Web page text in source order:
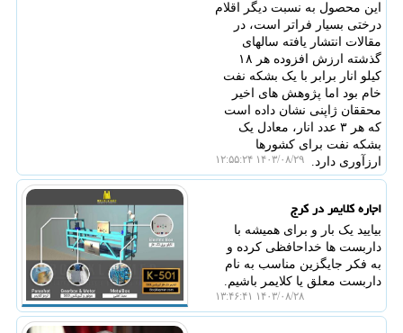
این محصول به نسبت دیگر اقلام
درختی بسیار فراتر است، در
مقالات انتشار یافته سالهای
گذشته ارزش افزوده هر ۱۸
کیلو انار برابر با یک بشکه نفت
خام بود اما پژوهش های اخیر
محققان ژاپنی نشان داده است
که هر ۳ عدد انار، معادل یک
بشکه نفت برای کشورها
ارزآوری دارد.
۱۴۰۳/۰۸/۲۹ ۱۲:۵۵:۲۴
اجاره کلایمر در کرج
بیایید یک بار و برای همیشه با
داربست ها خداحافظی کرده و
به فکر جایگزین مناسب به نام
داربست معلق یا کلایمر باشیم.
۱۴۰۳/۰۸/۲۸ ۱۳:۴۶:۴۱